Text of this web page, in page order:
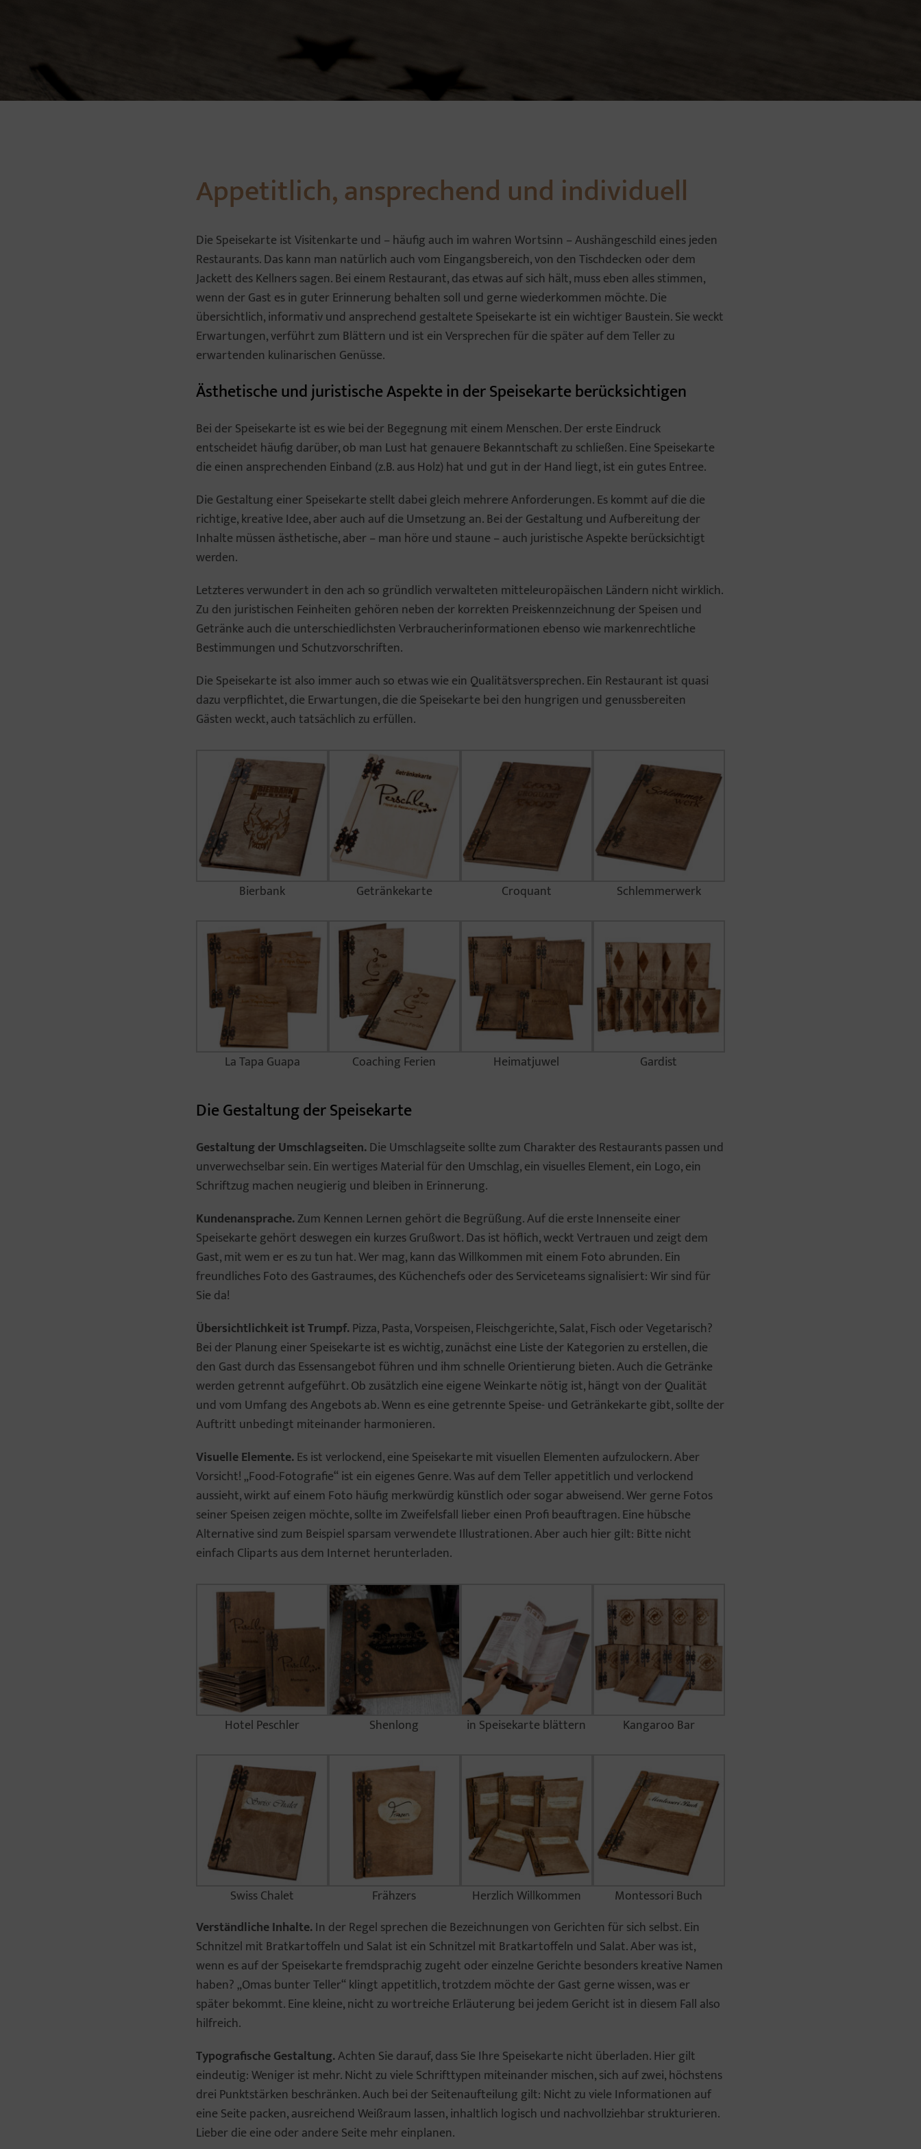
Appetitlich, ansprechend und individuell
Die Speisekarte ist Visitenkarte und – häufig auch im wahren Wortsinn – Aushängeschild eines jeden
Restaurants. Das kann man natürlich auch vom Eingangsbereich, von den Tischdecken oder dem
Jackett des Kellners sagen. Bei einem Restaurant, das etwas auf sich hält, muss eben alles stimmen,
wenn der Gast es in guter Erinnerung behalten soll und gerne wiederkommen möchte. Die
übersichtlich, informativ und ansprechend gestaltete Speisekarte ist ein wichtiger Baustein. Sie weckt
Erwartungen, verführt zum Blättern und ist ein Versprechen für die später auf dem Teller zu
erwartenden kulinarischen Genüsse.
Ästhetische und juristische Aspekte in der Speisekarte berücksichtigen
Bei der Speisekarte ist es wie bei der Begegnung mit einem Menschen. Der erste Eindruck
entscheidet häufig darüber, ob man Lust hat genauere Bekanntschaft zu schließen. Eine Speisekarte
die einen ansprechenden Einband (z.B. aus Holz) hat und gut in der Hand liegt, ist ein gutes Entree.
Die Gestaltung einer Speisekarte stellt dabei gleich mehrere Anforderungen. Es kommt auf die die
richtige, kreative Idee, aber auch auf die Umsetzung an. Bei der Gestaltung und Aufbereitung der
Inhalte müssen ästhetische, aber – man höre und staune – auch juristische Aspekte berücksichtigt
werden.
Letzteres verwundert in den ach so gründlich verwalteten mitteleuropäischen Ländern nicht wirklich.
Zu den juristischen Feinheiten gehören neben der korrekten Preiskennzeichnung der Speisen und
Getränke auch die unterschiedlichsten Verbraucherinformationen ebenso wie markenrechtliche
Bestimmungen und Schutzvorschriften.
Die Speisekarte ist also immer auch so etwas wie ein Qualitätsversprechen. Ein Restaurant ist quasi
dazu verpflichtet, die Erwartungen, die die Speisekarte bei den hungrigen und genussbereiten
Gästen weckt, auch tatsächlich zu erfüllen.
Bierbank Getränkekarte Croquant Schlemmerwerk
La Tapa Guapa Coaching Ferien Heimatjuwel Gardist
Die Gestaltung der Speisekarte
Gestaltung der Umschlagseiten.Die Umschlagseite sollte zum Charakter des Restaurants passen und
unverwechselbar sein. Ein wertiges Material für den Umschlag, ein visuelles Element, ein Logo, ein
Schriftzug machen neugierig und bleiben in Erinnerung.
Kundenansprache.Zum Kennen Lernen gehört die Begrüßung. Auf die erste Innenseite einer
Speisekarte gehört deswegen ein kurzes Grußwort. Das ist höflich, weckt Vertrauen und zeigt dem
Gast, mit wem er es zu tun hat. Wer mag, kann das Willkommen mit einem Foto abrunden. Ein
freundliches Foto des Gastraumes, des Küchenchefs oder des Serviceteams signalisiert: Wir sind für
Sie da!
Übersichtlichkeit ist Trumpf.Pizza, Pasta, Vorspeisen, Fleischgerichte, Salat, Fisch oder Vegetarisch?
Bei der Planung einer Speisekarte ist es wichtig, zunächst eine Liste der Kategorien zu erstellen, die
den Gast durch das Essensangebot führen und ihm schnelle Orientierung bieten. Auch die Getränke
werden getrennt aufgeführt. Ob zusätzlich eine eigene Weinkarte nötig ist, hängt von der Qualität
und vom Umfang des Angebots ab. Wenn es eine getrennte Speise- und Getränkekarte gibt, sollte der
Auftritt unbedingt miteinander harmonieren.
Visuelle Elemente.Es ist verlockend, eine Speisekarte mit visuellen Elementen aufzulockern. Aber
Vorsicht! „Food-Fotografie“ ist ein eigenes Genre. Was auf dem Teller appetitlich und verlockend
aussieht, wirkt auf einem Foto häufig merkwürdig künstlich oder sogar abweisend. Wer gerne Fotos
seiner Speisen zeigen möchte, sollte im Zweifelsfall lieber einen Profi beauftragen. Eine hübsche
Alternative sind zum Beispiel sparsam verwendete Illustrationen. Aber auch hier gilt: Bitte nicht
einfach Cliparts aus dem Internet herunterladen.
Hotel Peschler Shenlong in Speisekarte blättern Kangaroo Bar
Swiss Chalet Frähzers Herzlich Willkommen
Montessori Buch
Verständliche Inhalte.In der Regel sprechen die Bezeichnungen von Gerichten für sich selbst. Ein
Schnitzel mit Bratkartoffeln und Salat ist ein Schnitzel mit Bratkartoffeln und Salat. Aber was ist,
wenn es auf der Speisekarte fremdsprachig zugeht oder einzelne Gerichte besonders kreative Namen
haben? „Omas bunter Teller“ klingt appetitlich, trotzdem möchte der Gast gerne wissen, was er
später bekommt. Eine kleine, nicht zu wortreiche Erläuterung bei jedem Gericht ist in diesem Fall also
hilfreich.
Typografische Gestaltung.Achten Sie darauf, dass Sie Ihre Speisekarte nicht überladen. Hier gilt
eindeutig: Weniger ist mehr. Nicht zu viele Schrifttypen miteinander mischen, sich auf zwei, höchstens
drei Punktstärken beschränken. Auch bei der Seitenaufteilung gilt: Nicht zu viele Informationen auf
eine Seite packen, ausreichend Weißraum lassen, inhaltlich logisch und nachvollziehbar strukturieren.
Lieber die eine oder andere Seite mehr einplanen.